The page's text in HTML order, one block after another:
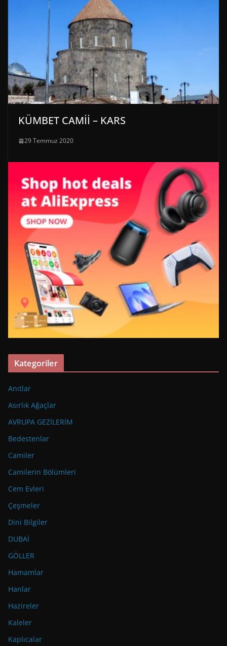
KÜMBET CAMİİ – KARS
29 Temmuz 2020
Kategoriler
Anıtlar
Asırlık Ağaçlar
AVRUPA GEZİLERİM
Bedestenlar
Camiler
Camilerin Bölümleri
Cem Evleri
Çeşmeler
Dini Bilgiler
DUBAİ
GÖLLER
Hamamlar
Hanlar
Hazireler
Kaleler
Kaplıcalar